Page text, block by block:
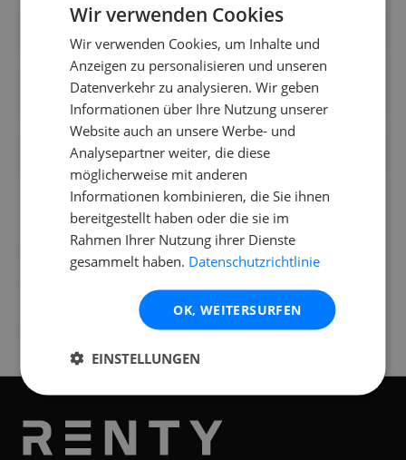
Wie viele Moving Heads brauche ich für
meine Tanzfläche?
Was ist im Mietumfang enthalten?
Verfügbar an folgendenStandorten
Wir verwenden Cookies
Wir verwenden Cookies, um Inhalte und
Anzeigen zu personalisieren und unseren
Datenverkehr zu analysieren. Wir geben
Informationen über Ihre Nutzung unserer
Website auch an unsere Werbe- und
Analysepartner weiter, die diese
möglicherweise mit anderen
Informationen kombinieren, die Sie ihnen
bereitgestellt haben oder die sie im
Rahmen Ihrer Nutzung ihrer Dienste
gesammelt haben. Datenschutzrichtlinie
OK, WEITERSURFEN
EINSTELLUNGEN